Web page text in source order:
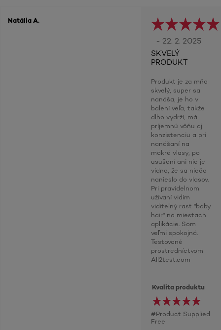
Natália A.
- 22. 2. 2025
SKVELÝ
PRODUKT
Produkt je za mňa
skvelý, super sa
nanáša, je ho v
balení veľa, takže
dlho vydrží, má
príjemnú vôňu aj
konzistenciu a pri
nanášaní na
mokré vlasy, po
usušení ani nie je
vidno, že sa niečo
nanieslo do vlasov.
Pri pravidelnom
užívaní vidím
viditeľný rast "baby
hair" na miestach
aplikácie. Som
veľmi spokojná.
Testované
prostredníctvom
All2test.com
Kvalita produktu
#Product Supplied
Free